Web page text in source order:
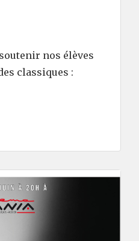
nos élèves
classiques :